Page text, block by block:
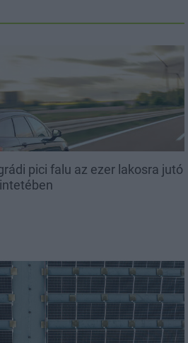
pici falu az ezer lakosra jutó